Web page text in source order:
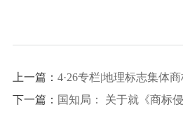
上一篇： 4·26专栏|地理标志集体商标
下一篇： 国知局： 关于就《商标侵权判断标准 (